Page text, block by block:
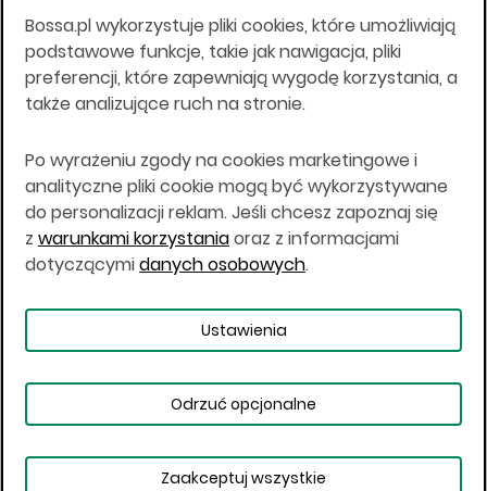
Wszelkie informacje na niniejszej stronie w tym
informacje o produktach inwestycyjnych nie są
kierowane do osób mających miejsce
zamieszkania lub pobytu w Stanach
Japonii, ani w dowolnej innej jurysdykcji, w której
taki materiał byłby sprzeczny z prawem lub w
których zgodne z prawem nabycie produktów
inwestycyjnych nie jest możliwe lub w której nie
jest możliwe złożenie oferty. Prawa obowiązujące
w danej jurysdykcji określają, czy jest możliwe
nabycie poszczególnych produktów
Copyright © 2026 BOŚ | BOSSA.PL
Warunki korzystania
Dane osobowe
Bossa.pl wykorzystuje pliki cookies, które umożliwiają
podstawowe funkcje, takie jak nawigacja, pliki
preferencji, które zapewniają wygodę korzystania, a
także analizujące ruch na stronie.
Po wyrażeniu zgody na cookies marketingowe i
analityczne pliki cookie mogą być wykorzystywane
do personalizacji reklam. Jeśli chcesz zapoznaj się
z warunkami korzystaniaoraz z informacjami
dotyczącymidanych osobowych.
Ustawienia
Odrzuć opcjonalne
Zaakceptuj wszystkie